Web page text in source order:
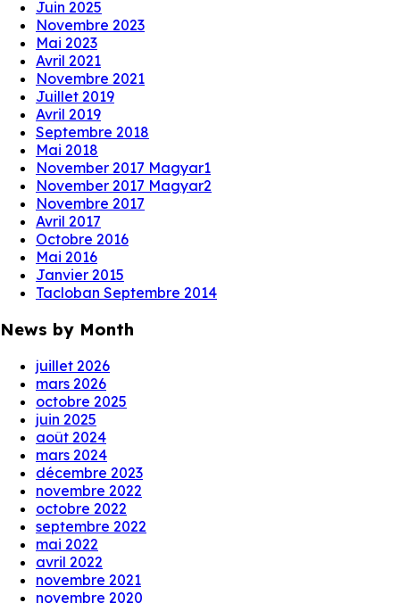
Juin 2025
Novembre 2023
Mai 2023
Avril 2021
Novembre 2021
Juillet 2019
Avril 2019
Septembre 2018
Mai 2018
November 2017 Magyar1
November 2017 Magyar2
Novembre 2017
Avril 2017
Octobre 2016
Mai 2016
Janvier 2015
Tacloban Septembre 2014
News by Month
juillet 2026
mars 2026
octobre 2025
juin 2025
août 2024
mars 2024
décembre 2023
novembre 2022
octobre 2022
septembre 2022
mai 2022
avril 2022
novembre 2021
novembre 2020